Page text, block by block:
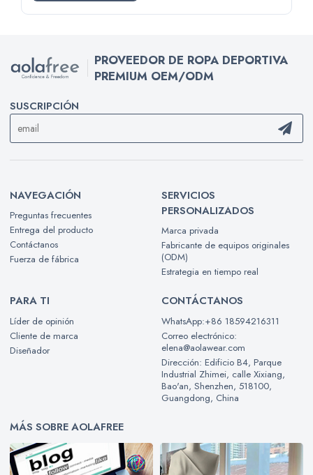
PROVEEDOR DE ROPA DEPORTIVA
PREMIUM OEM/ODM
SUSCRIPCIÓN
NAVEGACIÓN
Preguntas frecuentes
Entrega del producto
Contáctanos
Fuerza de fábrica
SERVICIOS
PERSONALIZADOS
Marca privada
Fabricante de equipos originales
(ODM)
Estrategia en tiempo real
PARA TI
Líder de opinión
Cliente de marca
Diseñador
CONTÁCTANOS
WhatsApp:+86 18594216311
Correo electrónico:
elena@aolawear.com
Dirección: Edificio B4, Parque
Industrial Zhimei, calle Xixiang,
Bao'an, Shenzhen, 518100,
Guangdong, China
MÁS SOBRE AOLAFREE